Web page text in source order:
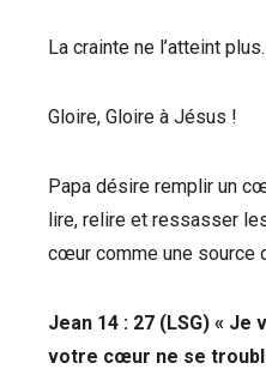
La crainte ne l’atteint plus.
Gloire, Gloire à Jésus !
Papa désire remplir un
lire, relire et ressasser
cœur comme une source
Jean 14 : 27 (LSG) «
votre cœur ne se